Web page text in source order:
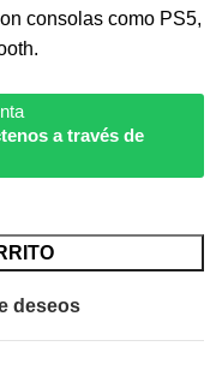
consolas como PS5,
a través de
deseos